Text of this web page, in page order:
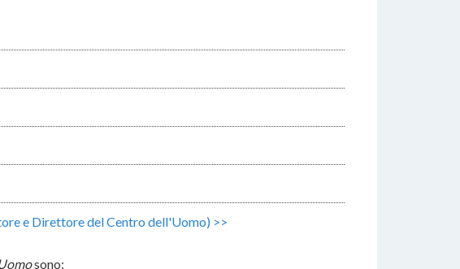
e Direttore del Centro dell'Uomo) >>
sono: